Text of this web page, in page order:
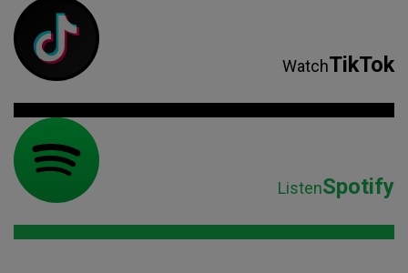
WatchTikTok
ListenSpotify